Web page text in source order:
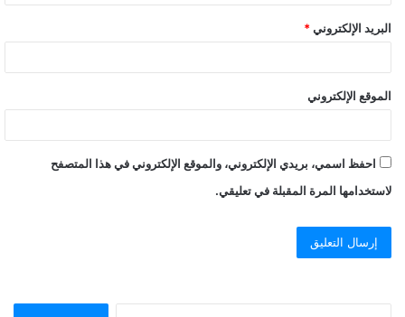
البريد الإلكتروني *
الموقع الإلكتروني
احفظ اسمي، بريدي الإلكتروني، والموقع الإلكتروني في هذا المتصفح
لاستخدامها المرة المقبلة في تعليقي.